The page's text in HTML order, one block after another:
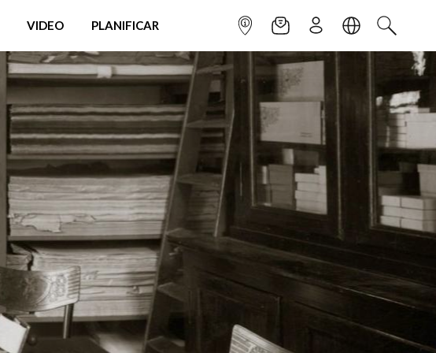
VIDEO PLANIFICAR INFOPOINTNEWSLETTER
SUSCRÌBETE
IDIOMABUSCAR